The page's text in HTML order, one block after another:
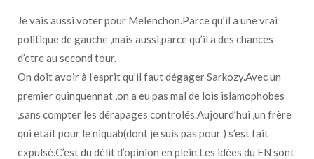
Je vais aussi voter pour Melenchon.Parce qu’il a une vrai
politique de gauche ,mais aussi,parce qu’il a des chances
d’etre au second tour.
On doit avoir à l’esprit qu’il faut dégager Sarkozy.Avec un
premier quinquennat ,on a eu pas mal de lois islamophobes
,sans compter les dérapages controlés.Aujourd’hui ,un frère
qui etait pour le niquab(dont je suis pas pour ) s’est fait
expulsé.C’est du délit d’opinion en plein.Les idées du FN sont